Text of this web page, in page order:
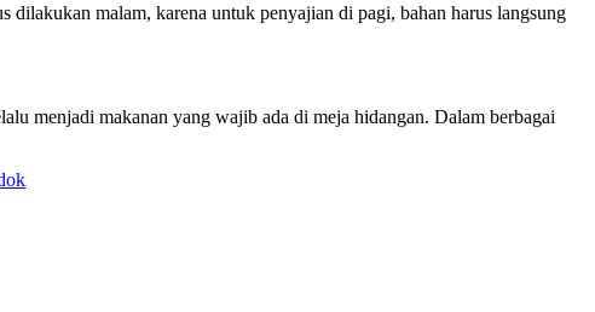
dilakukan malam, karena untuk penyajian di pagi, bahan harus langsung
menjadi makanan yang wajib ada di meja hidangan. Dalam berbagai